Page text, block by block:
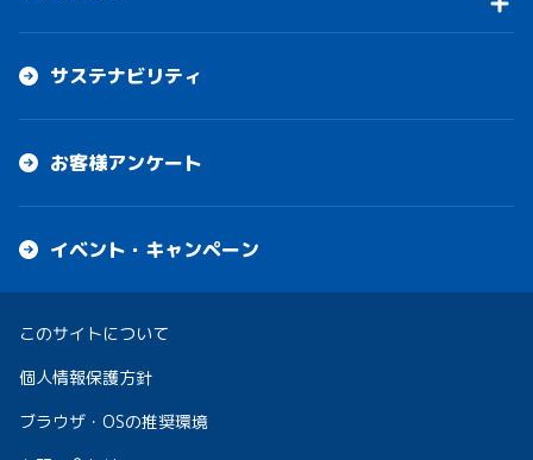
サステナビリティ
お客様アンケート
イベント・キャンペーン
このサイトについて
個人情報保護方針
ブラウザ・OSの推奨環境